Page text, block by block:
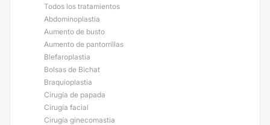
Todos los tratamientos
Abdominoplastia
Aumento de busto
Aumento de pantorrillas
Blefaroplastia
Bolsas de Bichat
Braquioplastia
Cirugía de papada
Cirugía facial
Cirugía ginecomastia